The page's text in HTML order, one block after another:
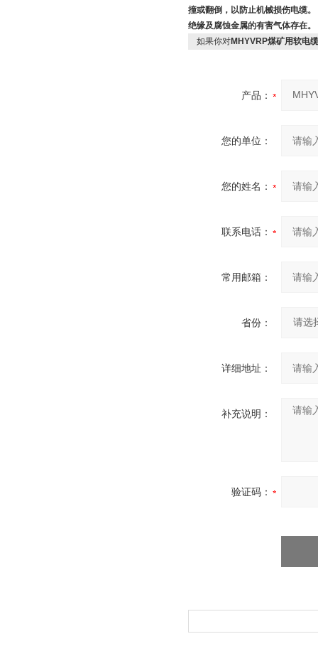
撞或翻倒，以防止机械损伤电缆
绝缘及腐蚀金属的有害气体存在
如果你对MHYVRP煤矿用软电
产品：
您的单位：
您的姓名：
联系电话：
常用邮箱：
省份：
详细地址：
补充说明：
验证码：